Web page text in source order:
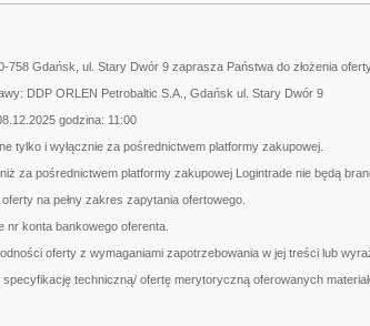
758 Gdańsk, ul. Stary Dwór 9 zaprasza Państwa do złożenia
DDP ORLEN Petrobaltic S.A., Gdańsk ul. Stary Dwór 9
godzina: 11:00
tylko i wyłącznie za pośrednictwem platformy zakupowej.
za pośrednictwem platformy zakupowej Logintrade nie będą
na pełny zakres zapytania ofertowego.
nr konta bankowego oferenta.
oferty z wymaganiami zapotrzebowania w jej treści lub
techniczną/ ofertę merytoryczną oferowanych